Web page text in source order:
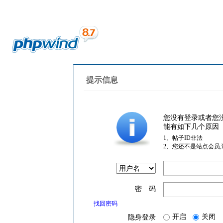
提示信息
您没有登录或者您
能有如下几个原因
1、帖子ID非法
2、您还不是站点会员
密 码
找回密码
隐身登录 开启 关闭